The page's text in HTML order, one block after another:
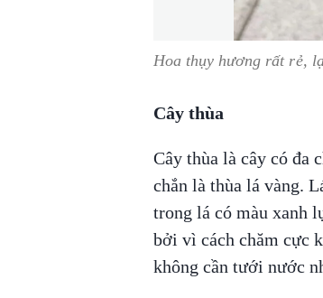
Hoa thụy hương rất rẻ,
Cây thùa
Cây thùa là cây có đa
chắn là thùa lá vàng.
trong lá có màu xanh
bởi vì cách chăm cực
không cần tưới nước